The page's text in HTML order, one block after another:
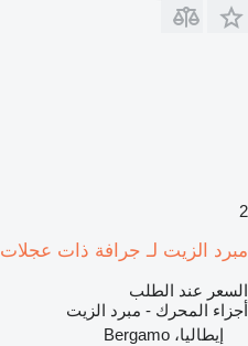
2
مبرد الزيت لـ جرافة ذات عجلات New Holland W 110 B
السعر عند الطلب
أجزاء المحرك - مبرد الزيت
إيطاليا، Bergamo